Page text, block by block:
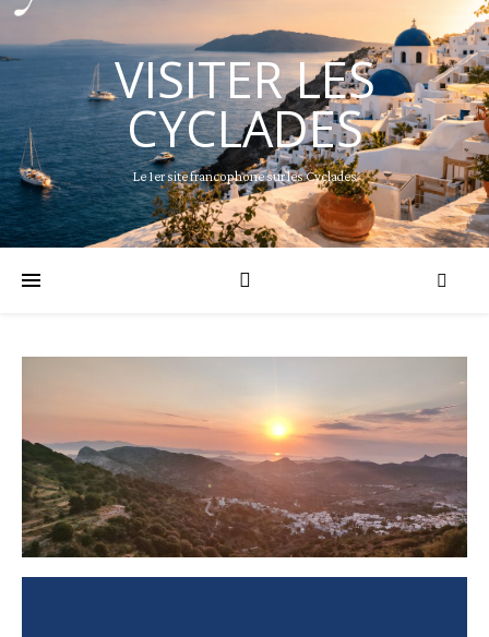
VISITER LES
CYCLADES
Le 1er site francophone sur les Cyclades